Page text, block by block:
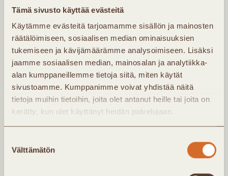
Tämä sivusto käyttää evästeitä
Käytämme evästeitä tarjoamamme sisällön ja mainosten
räätälöimiseen, sosiaalisen median ominaisuuksien
tukemiseen ja kävijämäärämme analysoimiseen. Lisäksi
jaamme sosiaalisen median, mainosalan ja analytiikka-
alan kumppaneillemme tietoja siitä, miten käytät
sivustoamme. Kumppanimme voivat yhdistää näitä
tietoja muihin tietoihin, joita olet antanut heille tai joita on
kerätty, kun olet käyttänyt heidän palvelujaan.
valinta
Välttämätön
kertaa vuodessa. Kirjeessä saat tietoa
yhdistyksen uutisista ja tapahtumista. Jäsenet
saavat lisäksi noin kerran kuukaudessa
jäsenkirjeen, jossa ajankohtaista infoa
Kaukolämpö Ry:n toiminnasta.